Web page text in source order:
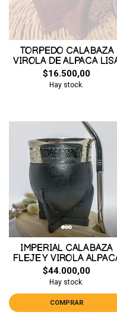
TORPEDO CALABAZA
VIROLA DE ALPACA
$16.500,00
Hay stock.
IMPERIAL CALABAZA
FLEJE Y VIROLA
$44.000,00
Hay stock.
COMPRAR